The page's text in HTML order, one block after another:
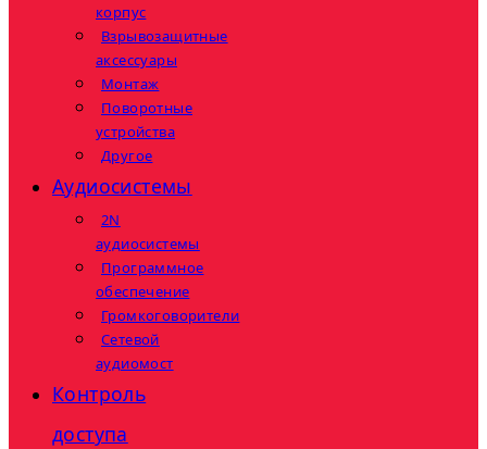
корпус
Взрывозащитные
аксессуары
Монтаж
Поворотные
устройства
Другое
Аудиосистемы
2N
аудиосистемы
Программное
обеспечение
Громкоговорители
Сетевой
аудиомост
Контроль
доступа